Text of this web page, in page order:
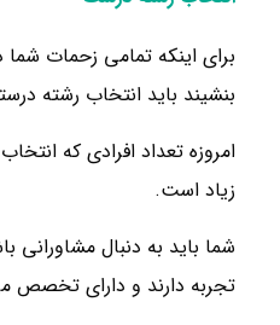
برای اینکه تمامی زحمات
بنشیند باید انتخاب رشته
امروزه تعداد افرادی که
زیاد است.
شما باید به دنبال مشاورانی
تجربه دارند و دارای تخصص